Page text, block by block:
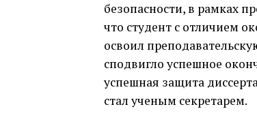
безопасности, в рамках
что студент с отличием
освоил
сподвигло успешное
успешная защита
стал ученым секретарем.